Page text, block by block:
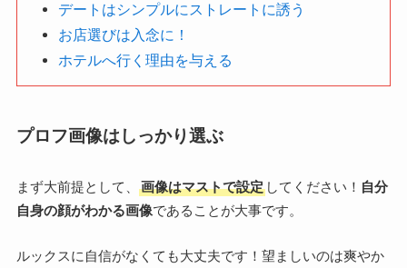
デートはシンプルにストレートに誘う
お店選びは入念に！
ホテルへ行く理由を与える
プロフ画像はしっかり選ぶ
まず大前提として、 画像はマストで設定してください！ 自分
自身の顔がわかる画像であることが大事です。
ルックスに自信がなくても大丈夫です！望ましいのは爽やか